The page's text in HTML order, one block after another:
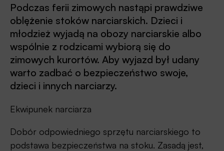
Podczas ferii zimowych nastąpi prawdziwe
oblężenie stoków narciarskich. Dzieci i
młodzież wyjadą na obozy narciarskie albo
wspólnie z rodzicami wybiorą się do
zimowych kurortów. Aby wyjazd był udany
warto zadbać o bezpieczeństwo swoje,
dzieci i innych narciarzy.
Ekwipunek narciarza
Dobór odpowiedniego sprzętu narciarskiego to
podstawa bezpieczeństwa na stoku. Zasadą jest,